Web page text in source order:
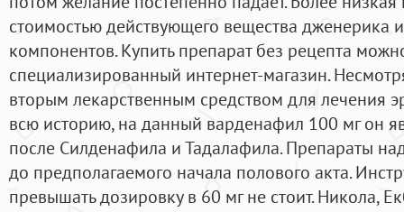
стоимостью действующего вещества дженерика
компонентов. Купить препарат без рецепта
специализированный интернет-магазин.
вторым лекарственным средством для лечения
всю историю, на данный варденафил 100 мг он
после Силденафила и Тадалафила. Препараты
до предполагаемого начала полового акта.
превышать дозировку в 60 мг не стоит. Никола,